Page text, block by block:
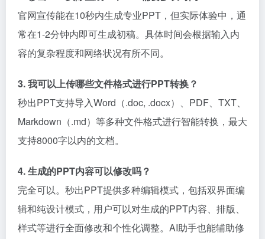
官网宣传能在10秒内生成专业PPT，但实际体验中，通
常在1-2分钟内即可生成初稿。具体时间会根据输入内
容的复杂程度和网络状况有所不同。
3. 我可以上传哪些文件格式进行PPT转换？
秒出PPT支持导入Word（.doc, .docx）、PDF、TXT、
Markdown（.md）等多种文件格式进行智能转换，最大
支持8000字以内的文档。
4. 生成的PPT内容可以修改吗？
完全可以。秒出PPT提供多种编辑模式，包括双界面编
辑和纯设计模式，用户可以对生成的PPT内容、排版、
样式等进行全面修改和个性化调整。AI助手也能辅助修